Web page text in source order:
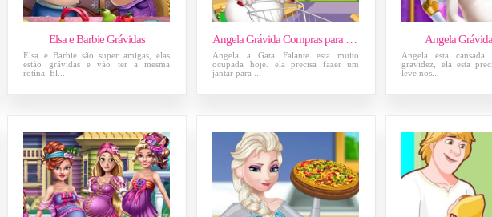
Elsa e Barbie Grávidas
Elsa e Barbie são super amigas, elas
estão grávidas e vão ter a mesma
rotina. El...
Angela Grávida Compras para o Jantar
Angela a Gata Falante esta muito
ocupada hoje. ela precisa fazer um
jantar para ...
Angela
Angela esta
gravidez, ela esta
leve nos...